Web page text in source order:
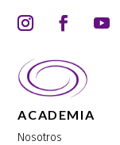
ACADEMIA
Nosotros